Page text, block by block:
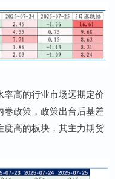
高的行业市场远期定价
政策，政策出台后基差
高的板块，其主力期货